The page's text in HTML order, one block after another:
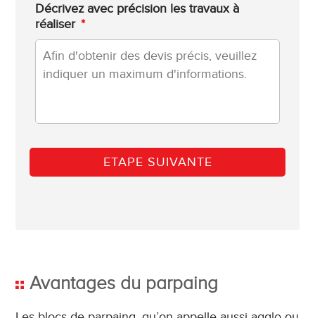
Décrivez avec précision les travaux à
réaliser *
Avantages du parpaing